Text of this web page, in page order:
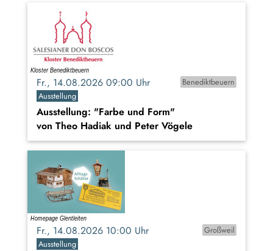
Fr., 14.08.2026 09:00 Uhr
Benediktbeuern
Ausstellung
Ausstellung: "Farbe und Form"
von Theo Hadiak und Peter Vögele
Fr., 14.08.2026 10:00 Uhr
Großweil
Ausstellung